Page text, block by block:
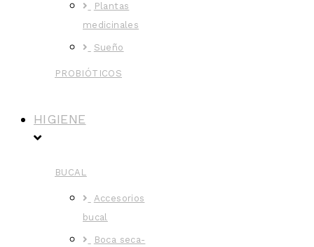
Plantas
medicinales
Sueño
PROBIÓTICOS
HIGIENE
BUCAL
Accesorios
bucal
Boca seca-